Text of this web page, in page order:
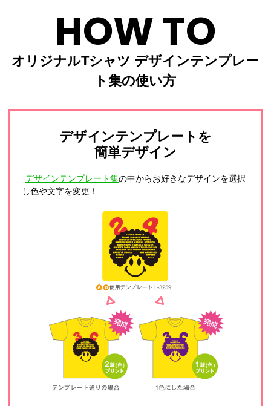
HOW TO
オリジナルTシャツ デザインテンプレー
ト集の使い方
デザインテンプレートを
簡単デザイン
デザインテンプレート集の中からお好きなデザインを選択
し色や文字を変更！